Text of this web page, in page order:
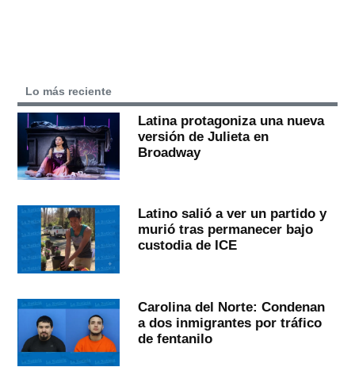
Lo más reciente
Latina protagoniza una nueva
versión de Julieta en
Broadway
Latino salió a ver un partido y
murió tras permanecer bajo
custodia de ICE
Carolina del Norte: Condenan
a dos inmigrantes por tráfico
de fentanilo